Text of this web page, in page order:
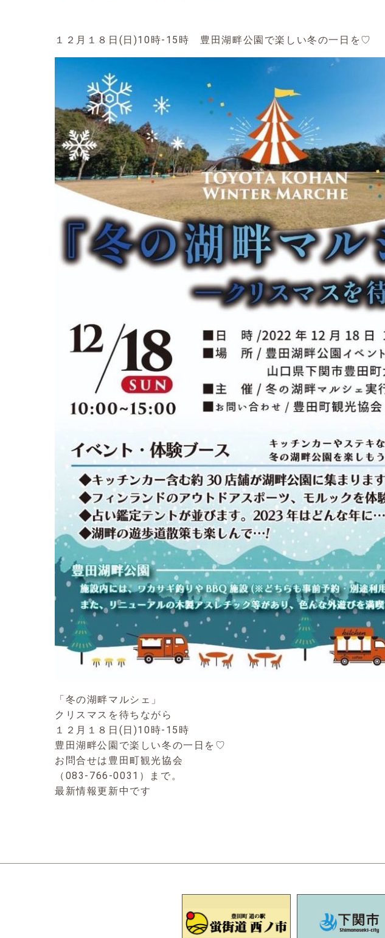
１２月１８日(日)10時-15時 豊田湖畔公園で楽しい冬の一日を♡
「冬の湖畔マルシェ」
クリスマスを待ちながら
１２月１８日(日)10時-15時
豊田湖畔公園で楽しい冬の一日を♡
お問合せは豊田町観光協会
（083-766-0031）まで。
最新情報更新中です